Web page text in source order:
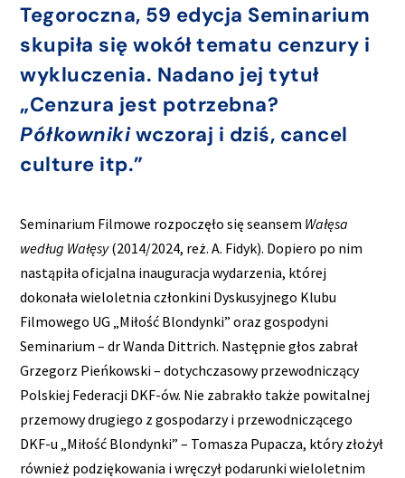
Tegoroczna, 59 edycja Seminarium
skupiła się wokół tematu cenzury i
wykluczenia. Nadano jej tytuł
„Cenzura jest potrzebna?
Półkownikiwczoraj i dziś, cancel
culture itp.”
Seminarium Filmowe rozpoczęło się seansem Wałęsa
według Wałęsy(2014/2024, reż. A. Fidyk). Dopiero po nim
nastąpiła oficjalna inauguracja wydarzenia, której
dokonała wieloletnia członkini Dyskusyjnego Klubu
Filmowego UG „Miłość Blondynki” oraz gospodyni
Seminarium – dr Wanda Dittrich. Następnie głos zabrał
Grzegorz Pieńkowski – dotychczasowy przewodniczący
Polskiej Federacji DKF-ów. Nie zabrakło także powitalnej
przemowy drugiego z gospodarzy i przewodniczącego
DKF-u „Miłość Blondynki” – Tomasza Pupacza, który złożył
również podziękowania i wręczył podarunki wieloletnim